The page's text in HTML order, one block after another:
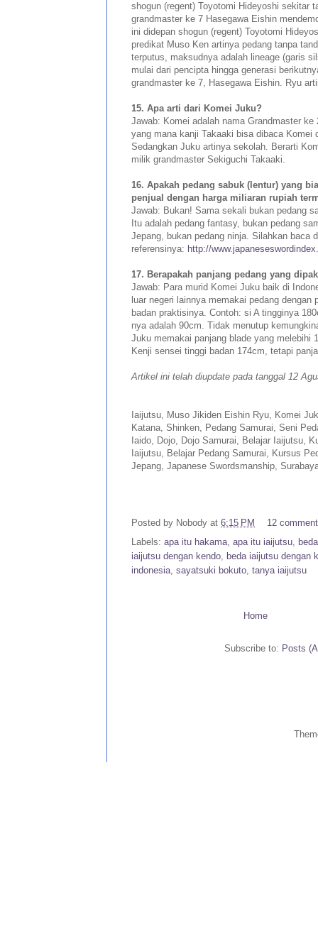
shogun (regent) Toyotomi Hideyoshi sekitar
grandmaster ke 7 Hasegawa Eishin
ini didepan shogun (regent) Toyotomi
predikat Muso Ken artinya pedang tanpa
terputus, maksudnya adalah lineage (garis
mulai dari pencipta hingga generasi
grandmaster ke 7, Hasegawa Eishin. Ryu
15. Apa arti dari Komei Juku?
Jawab: Komei adalah nama Grandmaster
yang mana kanji Takaaki bisa dibaca Komei
Sedangkan Juku artinya sekolah. Berarti
milik grandmaster Sekiguchi Takaaki.
16. Apakah pedang sabuk (lentur) yang
penjual dengan harga miliaran rupiah
Jawab: Bukan! Sama sekali bukan pedang
Itu adalah pedang fantasy, bukan pedang
Jepang, bukan pedang ninja. Silahkan baca
referensinya: http://
17. Berapakah panjang pedang yang
Jawab: Para murid Komei Juku baik di
luar negeri lainnya memakai pedang dengan
badan praktisinya. Contoh: si A tingginya
nya adalah 90cm. Tidak menutup
Juku memakai panjang blade yang melebihi
Kenji sensei tinggi badan 174cm, tetapi
Artikel ini telah diupdate pada tanggal 12
Iaijutsu, Muso Jikiden Eishin Ryu, Komei
Katana, Shinken, Pedang Samurai, Seni
Iaido, Dojo, Dojo Samurai, Belajar Iaijutsu,
Iaijutsu, Belajar Pedang Samurai, Kursus
Jepang, Japanese Swordsmanship,
Posted by Nobody at 6:15 PM
12
Labels: apa itu hakama, apa itu iaijutsu,
iaijutsu dengan kendo, beda iaijutsu dengan
indonesia, sayatsuki bokuto, tanya iaijutsu
Home
Subscribe to: Posts